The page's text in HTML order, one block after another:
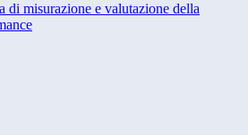
di misurazione e valutazione della